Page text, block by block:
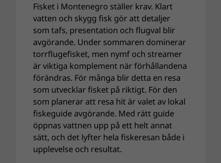
Fisket i Montenegro ställer krav. Klart
vatten och skygg fisk gör att detaljer
som tafs, presentation och flugval blir
avgörande. Under sommaren dominerar
torrflugefisket, men nymf och streamer
är viktiga komplement när förhållandena
förändras. För många blir detta en resa
som utvecklar fisket på riktigt. För den
som planerar att resa hit är valet av lokal
fiskeguide avgörande. Med rätt guide
öppnas vattnen upp på ett helt annat
sätt, och det lyfter hela fiskeresan både i
upplevelse och resultat.